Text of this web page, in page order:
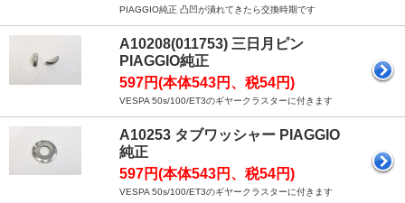
PIAGGIO純正 凸凹が潰れてきたら交換時期です
A10208(011753) 三日月ピン
PIAGGIO純正
597円(本体543円、税54円)
VESPA 50s/100/ET3のギヤークラスターに付きます
A10253 タブワッシャー PIAGGIO
純正
597円(本体543円、税54円)
VESPA 50s/100/ET3のギヤークラスターに付きます